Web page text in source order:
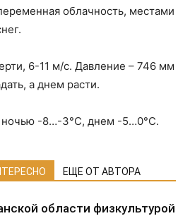
облачность, местами
6-11 м/с. Давление – 746 мм
а днем расти.
ночью -8…-3°С, днем -5…0°С.
ЕЩЕ ОТ АВТОРА
области физкультурой